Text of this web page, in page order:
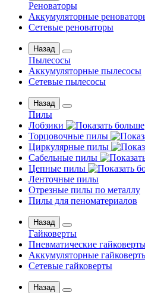
Реноваторы
Аккумуляторные
Сетевые реноваторы
Назад
Пылесосы
Аккумуляторные пылесосы
Сетевые пылесосы
Назад
Пилы
Лобзики
Торцовочные пилы
Циркулярные пилы
Сабельные пилы
Цепные пилы
Ленточные пилы
Отрезные пилы по металлу
Пилы для пеноматериалов
Назад
Гайковерты
Пневматические
Аккумуляторные
Сетевые гайковерты
Назад